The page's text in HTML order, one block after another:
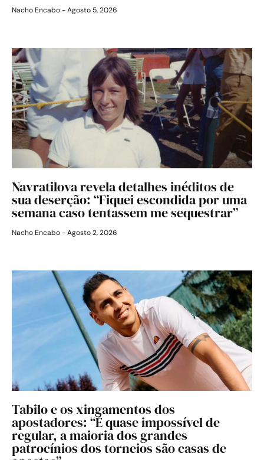
Nacho Encabo Agosto 5, 2026
Navratilova revela detalhes inéditos de
sua deserção: “Fiquei escondida por uma
semana caso tentassem me sequestrar”
Nacho Encabo Agosto 2, 2026
Tabilo e os xingamentos dos
apostadores: “É quase impossível de
regular, a maioria dos grandes
patrocínios dos torneios são casas de